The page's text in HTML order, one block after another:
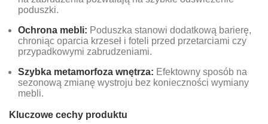
poduszki.
Ochrona mebli: Poduszka stanowi dodatkową barierę,
chroniąc oparcia krzeseł i foteli przed przetarciami czy
przypadkowymi zabrudzeniami.
Szybka metamorfoza wnętrza: Efektowny sposób na
sezonową zmianę wystroju bez konieczności wymiany
mebli.
Kluczowe cechy produktu